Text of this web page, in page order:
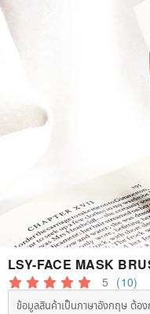
LSY-FACE MASK
5 (10)
ข้อมูลสินค้าเป็นภาษาอังกฤษ ต้อ